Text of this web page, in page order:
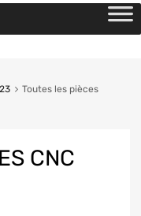
Toutes les pièces
CNC